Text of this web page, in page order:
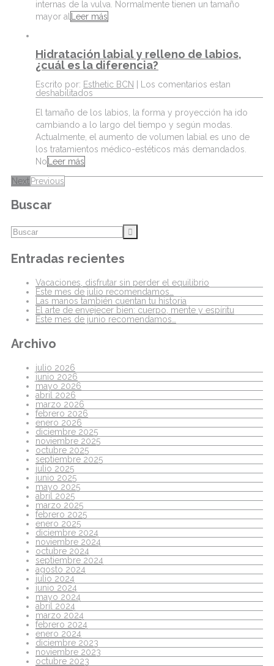
internas de la vulva. Normalmente tienen un tamaño
mayor al
Leer más
Hidratación labial y relleno de labios,
¿cuál es la diferencia?
Escrito por: Esthetic BCN
Los comentarios estan
deshabilitados
El tamaño de los labios, la forma y proyección ha ido
cambiando a lo largo del tiempo y según modas.
Actualmente, el aumento de volumen labial es uno de
los tratamientos médico-estéticos más demandados.
No
Leer más
Next Previous
Buscar
Entradas recientes
Vacaciones, disfrutar sin perder el equilibrio
Este mes de julio recomendamos…
Las manos también cuentan tu historia
El arte de envejecer bien: cuerpo, mente y espíritu
Este mes de junio recomendamos…
Archivo
julio 2026
junio 2026
mayo 2026
abril 2026
marzo 2026
febrero 2026
enero 2026
diciembre 2025
noviembre 2025
octubre 2025
septiembre 2025
julio 2025
junio 2025
mayo 2025
abril 2025
marzo 2025
febrero 2025
enero 2025
diciembre 2024
noviembre 2024
octubre 2024
septiembre 2024
agosto 2024
julio 2024
junio 2024
mayo 2024
abril 2024
marzo 2024
febrero 2024
enero 2024
diciembre 2023
noviembre 2023
octubre 2023